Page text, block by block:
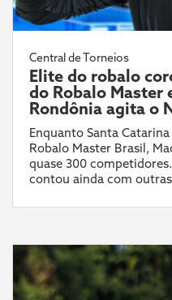
Central de Torneios
Elite do robalo
do Robalo Master
Rondônia agita o
Enquanto Santa
Robalo Master Brasil,
quase 300
contou ainda com